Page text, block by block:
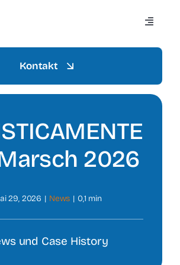
Kontakt
Marsch 2026
29, 2026 | News | 0,1 min
und Case History